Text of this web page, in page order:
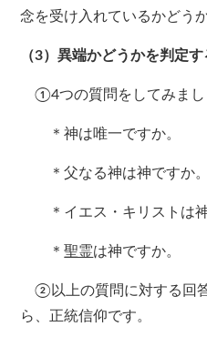
念を受け入れているかどう
（3）異端かどうかを判定す
①4つの質問をしてみまし
＊神は唯一ですか。
＊父なる神は神ですか。
＊イエス・キリストは神
＊聖霊は神ですか。
②以上の質問に対する回
ら、正統信仰です。